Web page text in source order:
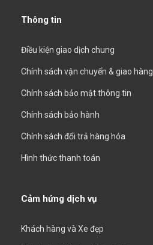
Thông tin
Điều kiện giao dịch chung
Chính sách vận chuyển & giao hàng
Chính sách bảo mật thông tin
Chính sách bảo hành
Chính sách đổi trả hàng hóa
Hình thức thanh toán
Cảm hứng dịch vụ
Khách hàng và Xe đẹp